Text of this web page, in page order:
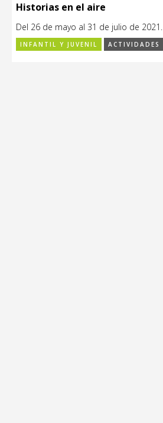
Historias en el aire
Del 26 de mayo al 31 de julio de 2021.
INFANTIL Y JUVENIL ACTIVIDADES